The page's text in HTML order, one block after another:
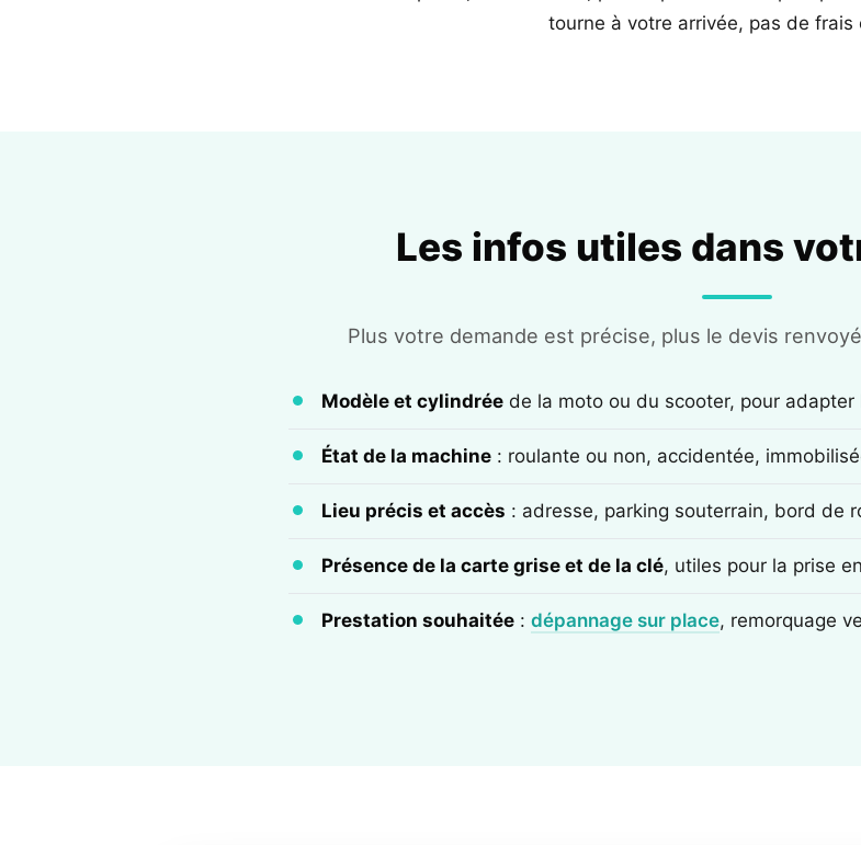
tourne à votre arrivée, pas de frais
Les infos utiles dans
Plus votre demande est précise, plus le devis
Modèle et cylindréede la moto ou du scooter, pour
État de la machine: roulante ou non, accidentée,
Lieu précis et accès : adresse, parking souterrain, bord de
Présence de la carte grise et de la clé, utiles pour la prise
Prestation souhaitée: dépannage sur place, remorquage